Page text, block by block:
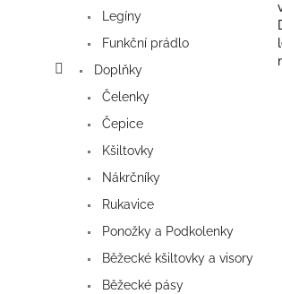
Legíny
Funkční prádlo
Doplňky
Čelenky
Čepice
Kšiltovky
Nákrčníky
Rukavice
Ponožky a Podkolenky
Běžecké kšiltovky a visory
Běžecké pásy